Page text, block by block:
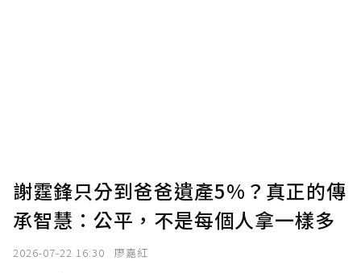
謝霆鋒只分到爸爸遺產5%？真正的傳
承智慧：公平，不是每個人拿一樣多
2026-07-22 16:30 廖嘉紅